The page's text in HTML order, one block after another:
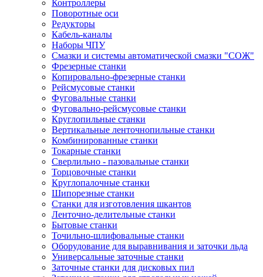
Контроллеры
Поворотные оси
Редукторы
Кабель-каналы
Наборы ЧПУ
Смазки и системы автоматической смазки "СОЖ"
Фрезерные станки
Копировально-фрезерные станки
Рейсмусовые станки
Фуговальные станки
Фуговально-рейсмусовые станки
Круглопильные станки
Вертикальные ленточнопильные станки
Комбинированные станки
Токарные станки
Сверлильно - пазовальные станки
Торцовочные станки
Круглопалочные станки
Шипорезные станки
Станки для изготовления шкантов
Ленточно-делительные станки
Бытовые станки
Точильно-шлифовальные станки
Оборудование для выравнивания и заточки льда
Универсальные заточные станки
Заточные станки для дисковых пил